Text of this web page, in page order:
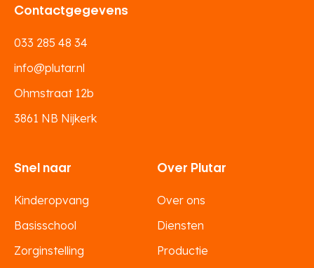
Contactgegevens
033 285 48 34
info@plutar.nl
Ohmstraat 12b
3861 NB Nijkerk
Snel naar
Kinderopvang
Basisschool
Zorginstelling
Over Plutar
Over ons
Diensten
Productie